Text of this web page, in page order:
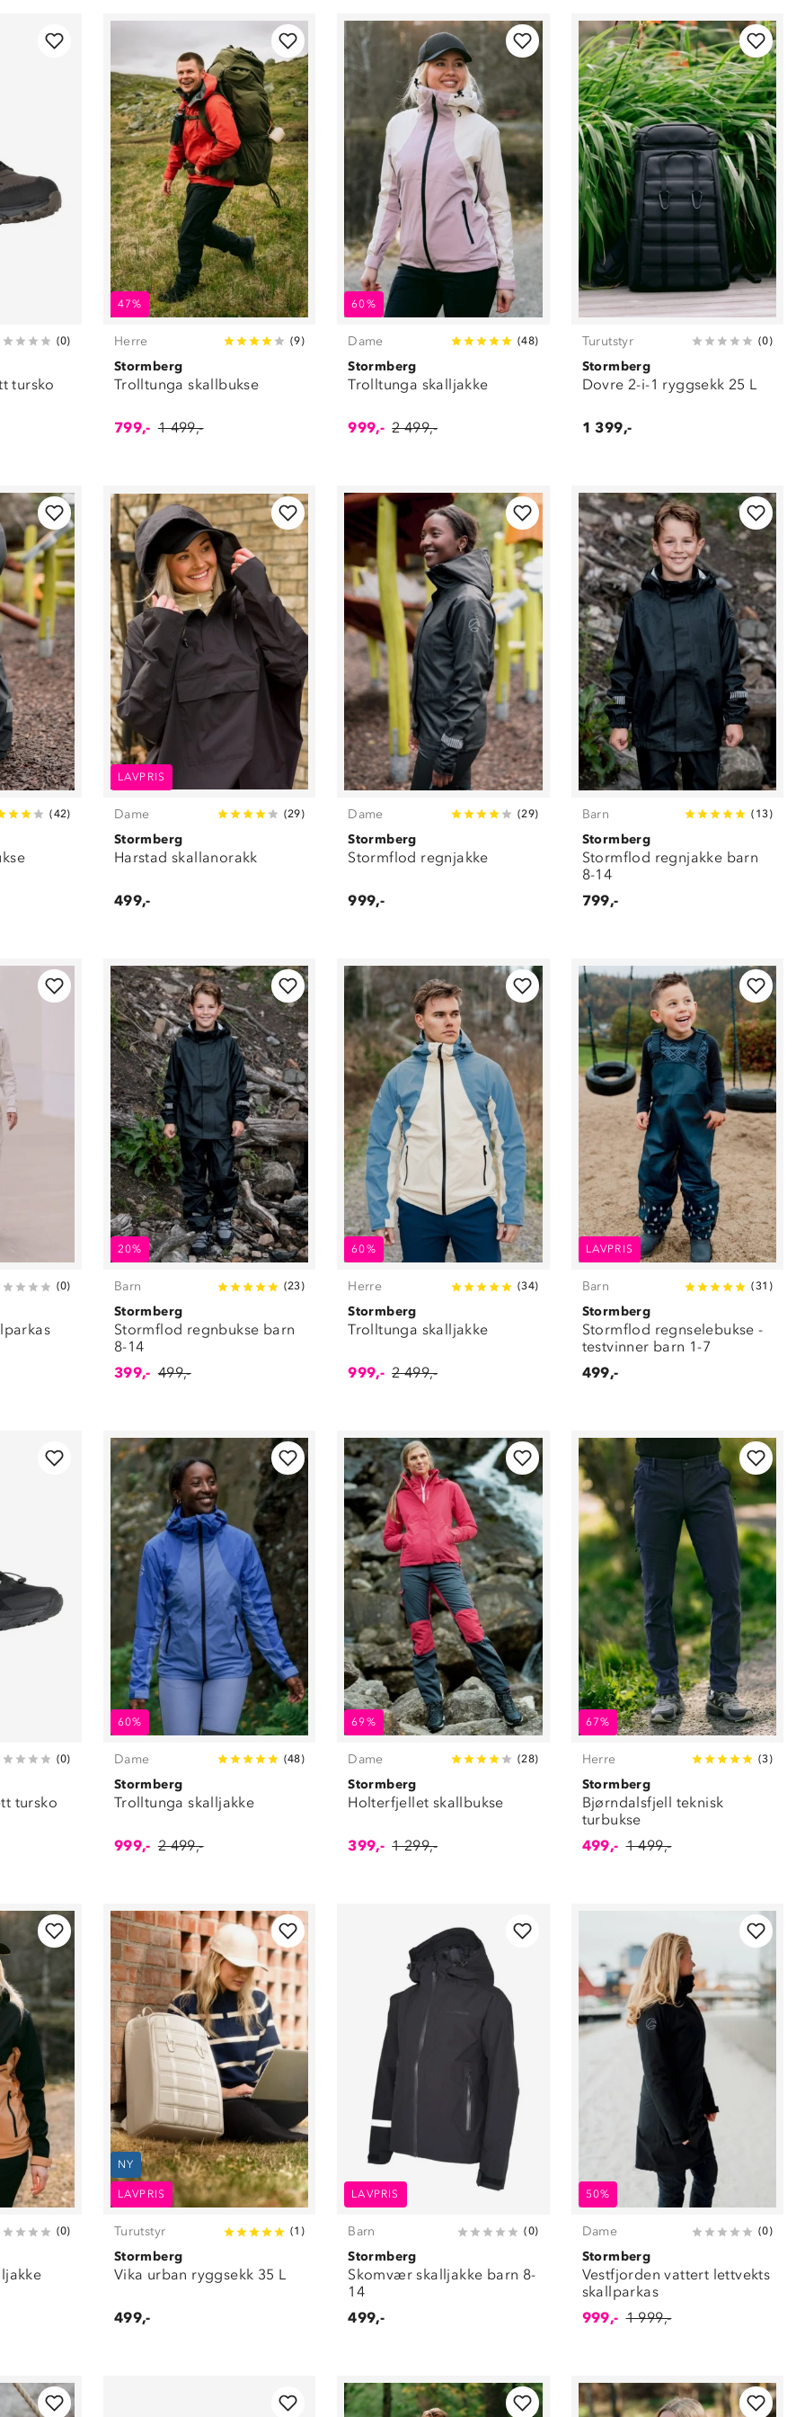
sager (30 )
Lykter (14)
Mammaklær (38)
Parkdresser (27
Piggsko (18)
Regntøy (112)
Ryggsekker og
bager
51
)
Sandaler
(48)
Shorts
138)
Singlet (1)
Sitte- og
liggeunderlag (23)
Skjørt og kjoler (4)
Sko (543
Skopleie (1)
flops (17
Soveposer (10)
Step-in sko (11)
Stoler
(5)
T-skjorter ( 99)
Telt (5)
Termos og
termoflasker ( 35)
Tilbehør
Treningsklær
(133)
Turkjøkken (29
Tursko ( 137
Turutstyr
19
Tøfler
Ullklær
69
Undertøy (370)
Utstyr
Vinterdresser
Vintersko (116)
(0)
tursko
47%
Herre (9)
Stormberg
Trolltunga skallbukse
799,- 1 499,-
60%
Dame (48)
Stormberg
Trolltunga skalljakke
999,- 2 499,-
Turutstyr (0)
Stormberg
Dovre 2-i-1 ryggsekk 25 L
1 399,-
(42)
LAVPRIS
Dame (29)
Stormberg
Harstad skallanorakk
499,-
Dame (29)
Stormberg
Stormflod regnjakke
999,-
Barn ( 13)
Stormberg
Stormflod regnjakke barn
8-14
799,-
(0)
20%
Barn (23)
Stormberg
Stormflod regnbukse barn
8-14
399,- 499,-
60%
Herre (34)
Stormberg
Trolltunga skalljakke
999,- 2 499,-
LAVPRIS
Barn (31 )
Stormberg
Stormflod regnselebukse -
testvinner barn 1-7
499,-
(0)
tursko
60%
Dame (48)
Stormberg
Trolltunga skalljakke
999,- 2 499,-
69%
Dame (28)
Stormberg
Holterfjellet skallbukse
399,- 1 299,-
67%
Herre (3)
Stormberg
Bjørndalsfjell teknisk
turbukse
499,- 1 499,-
(0)
NY
LAVPRIS
Turutstyr (1 )
Stormberg
Vika urban ryggsekk 35 L
499,-
LAVPRIS
Barn (0)
Stormberg
Skomvær skalljakke barn 8-
14
499,-
50%
Dame (0)
Stormberg
Vestfjorden vattert lettvekts
skallparkas
999,- 1 999,-